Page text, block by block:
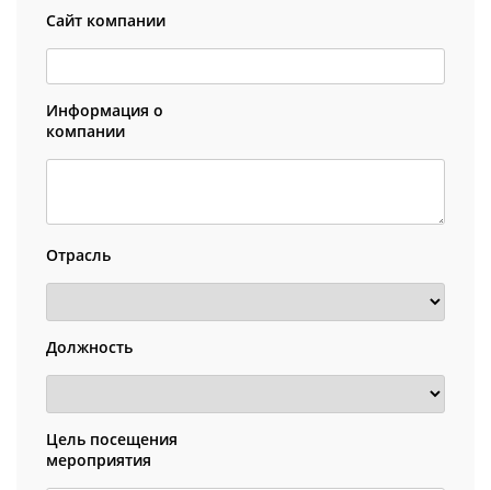
Сайт компании
Информация о
компании
Отрасль
Должность
Цель посещения
мероприятия